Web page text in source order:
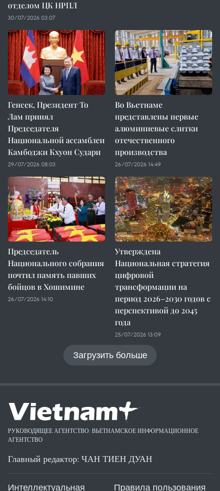
отделом ЦК НРПЛ
30/07/2026 03:07
Генсек, Президент То
Лам принял
Председателя
Национальной ассамблеи
Камбоджи Кхуон Судари
29/07/2026 08:03
Во Вьетнаме
представлены первые
алюминиевые слитки
отечественного
производства
26/07/2026 14:49
Председатель
Национального собрания
почтил память павших
бойцов в Хошимине
26/07/2026 14:10
Утверждена
Национальная стратегия
цифровой
трансформации на
период 2026–2030 годов с
перспективой до 2045
года
25/07/2026 13:09
Загрузить больше
РУКОВОДЯЩЕЕ АГЕНТСТВО: ВЬЕТНАМСКОЕ ИНФОРМАЦИОННОЕ
АГЕНТСТВО
Главный редактор: ЧАН ТИЕН ДУАН
Интеллектуальная Правила пользования